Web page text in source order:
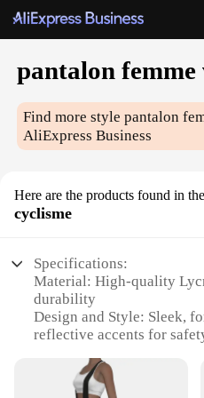
pantalon
Find more stylepantalon
AliExpress Business
Here are the products found in the
cyclisme
Specifications:
Material: High-quality
durability
Design and Style: Sleek,
reflective accents for
cycling
Performance and